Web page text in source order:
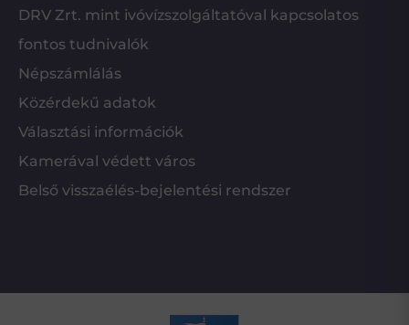
DRV Zrt. mint ivóvízszolgáltatóval kapcsolatos
fontos tudnivalók
Népszámlálás
Közérdekű adatok
Választási információk
Kamerával védett város
Belső visszaélés-bejelentési rendszer